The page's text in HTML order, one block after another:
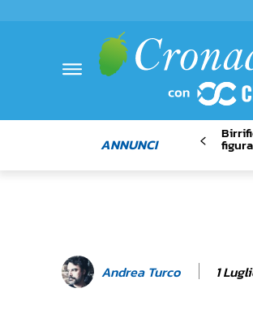
ANNUNCI
Andrea Turco 1